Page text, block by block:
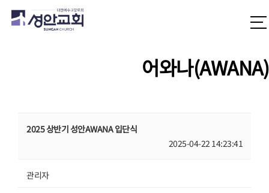
어와나(AWANA)
2025 상반기 성안AWANA 입단식
2025-04-22 14:23:41
관리자